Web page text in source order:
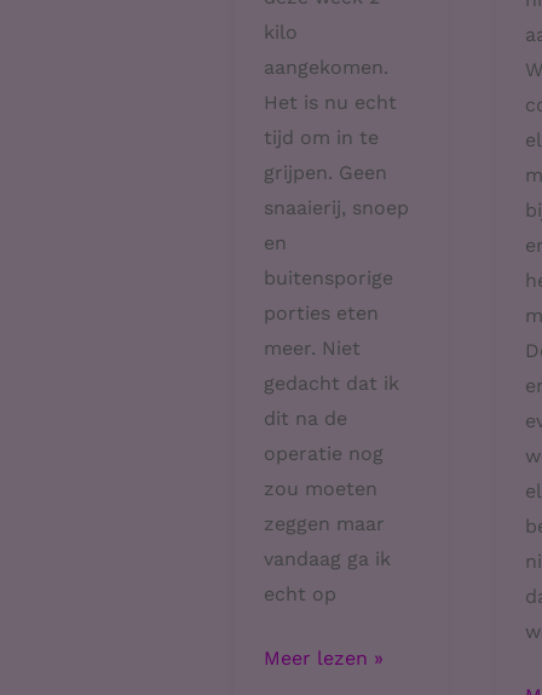
kilo
aangekomen.
Het is nu echt
tijd om in te
grijpen. Geen
snaaierij, snoep
en
buitensporige
porties eten
meer. Niet
gedacht dat ik
dit na de
operatie nog
zou moeten
zeggen maar
vandaag ga ik
echt op
Bizar
Meer lezen »